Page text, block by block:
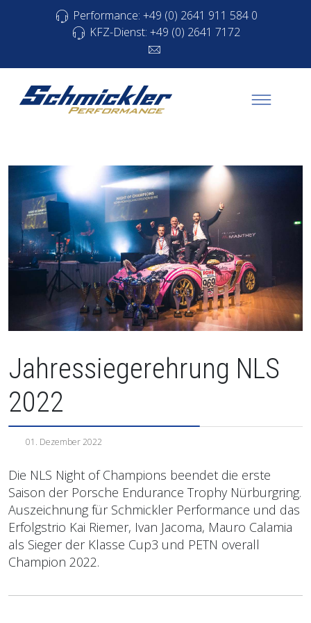
Performance: +49 (0) 2641 911 584 0
KFZ-Dienst: +49 (0) 2641 7172
Jahressiegerehrung NLS
2022
01. Dezember 2022
Die NLS Night of Champions beendet die erste
Saison der Porsche Endurance Trophy Nürburgring.
Auszeichnung für Schmickler Performance und das
Erfolgstrio Kai Riemer, Ivan Jacoma, Mauro Calamia
als Sieger der Klasse Cup3 und PETN overall
Champion 2022.